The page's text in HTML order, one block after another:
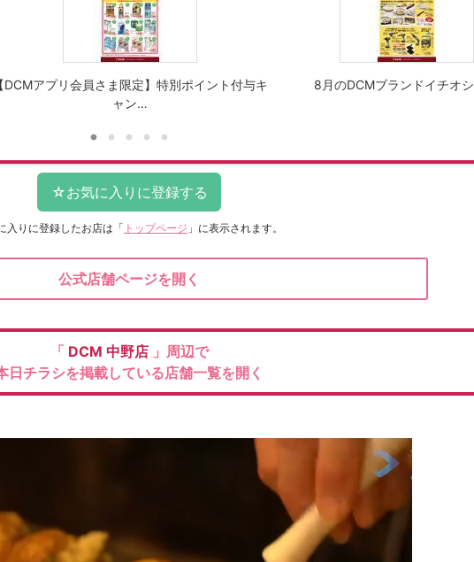
【DCMアプリ会員さま限定】特別ポイント付与キ
ャン…
8月のDCMブランドイチオ
入りに登録したお店は 「 トップページ 」に表示されます。
公式店舗ページを開く
「 DCM 中野店 」周辺で
日チラシを掲載している店舗一覧を開く